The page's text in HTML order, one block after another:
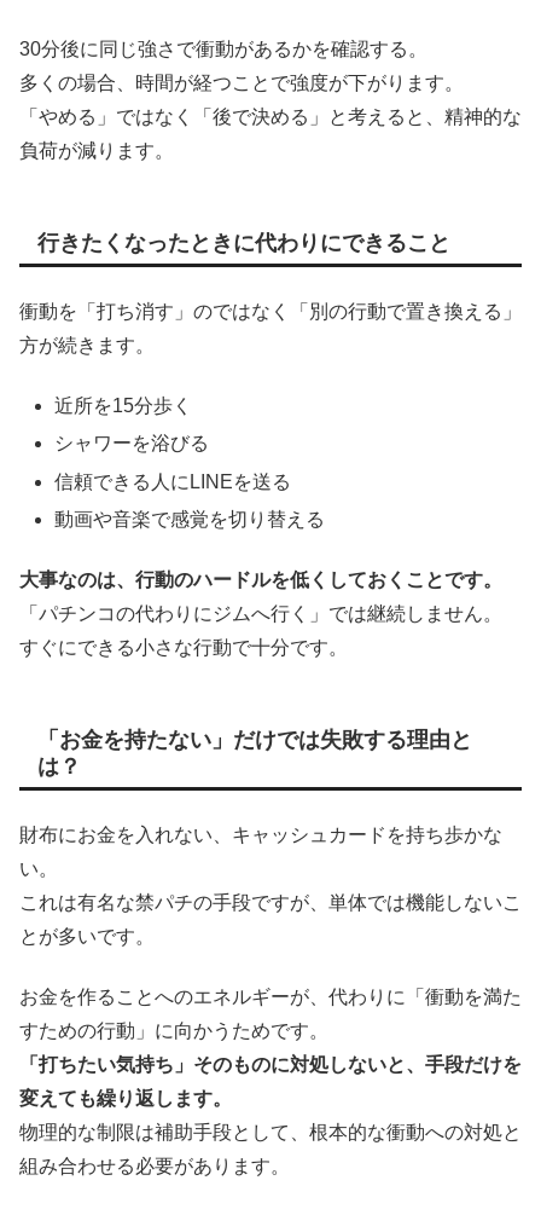
30分後に同じ強さで衝動があるかを確認する。
多くの場合、時間が経つことで強度が下がります。
「やめる」ではなく「後で決める」と考えると、精神的な
負荷が減ります。
行きたくなったときに代わりにできること
衝動を「打ち消す」のではなく「別の行動で置き換える」
方が続きます。
近所を15分歩く
シャワーを浴びる
信頼できる人にLINEを送る
動画や音楽で感覚を切り替える
大事なのは、行動のハードルを低くしておくことです。
「パチンコの代わりにジムへ行く」では継続しません。
すぐにできる小さな行動で十分です。
「お金を持たない」だけでは失敗する理由と
は？
財布にお金を入れない、キャッシュカードを持ち歩かな
い。
これは有名な禁パチの手段ですが、単体では機能しないこ
とが多いです。
お金を作ることへのエネルギーが、代わりに「衝動を満た
すための行動」に向かうためです。
「打ちたい気持ち」そのものに対処しないと、手段だけを
変えても繰り返します。
物理的な制限は補助手段として、根本的な衝動への対処と
組み合わせる必要があります。